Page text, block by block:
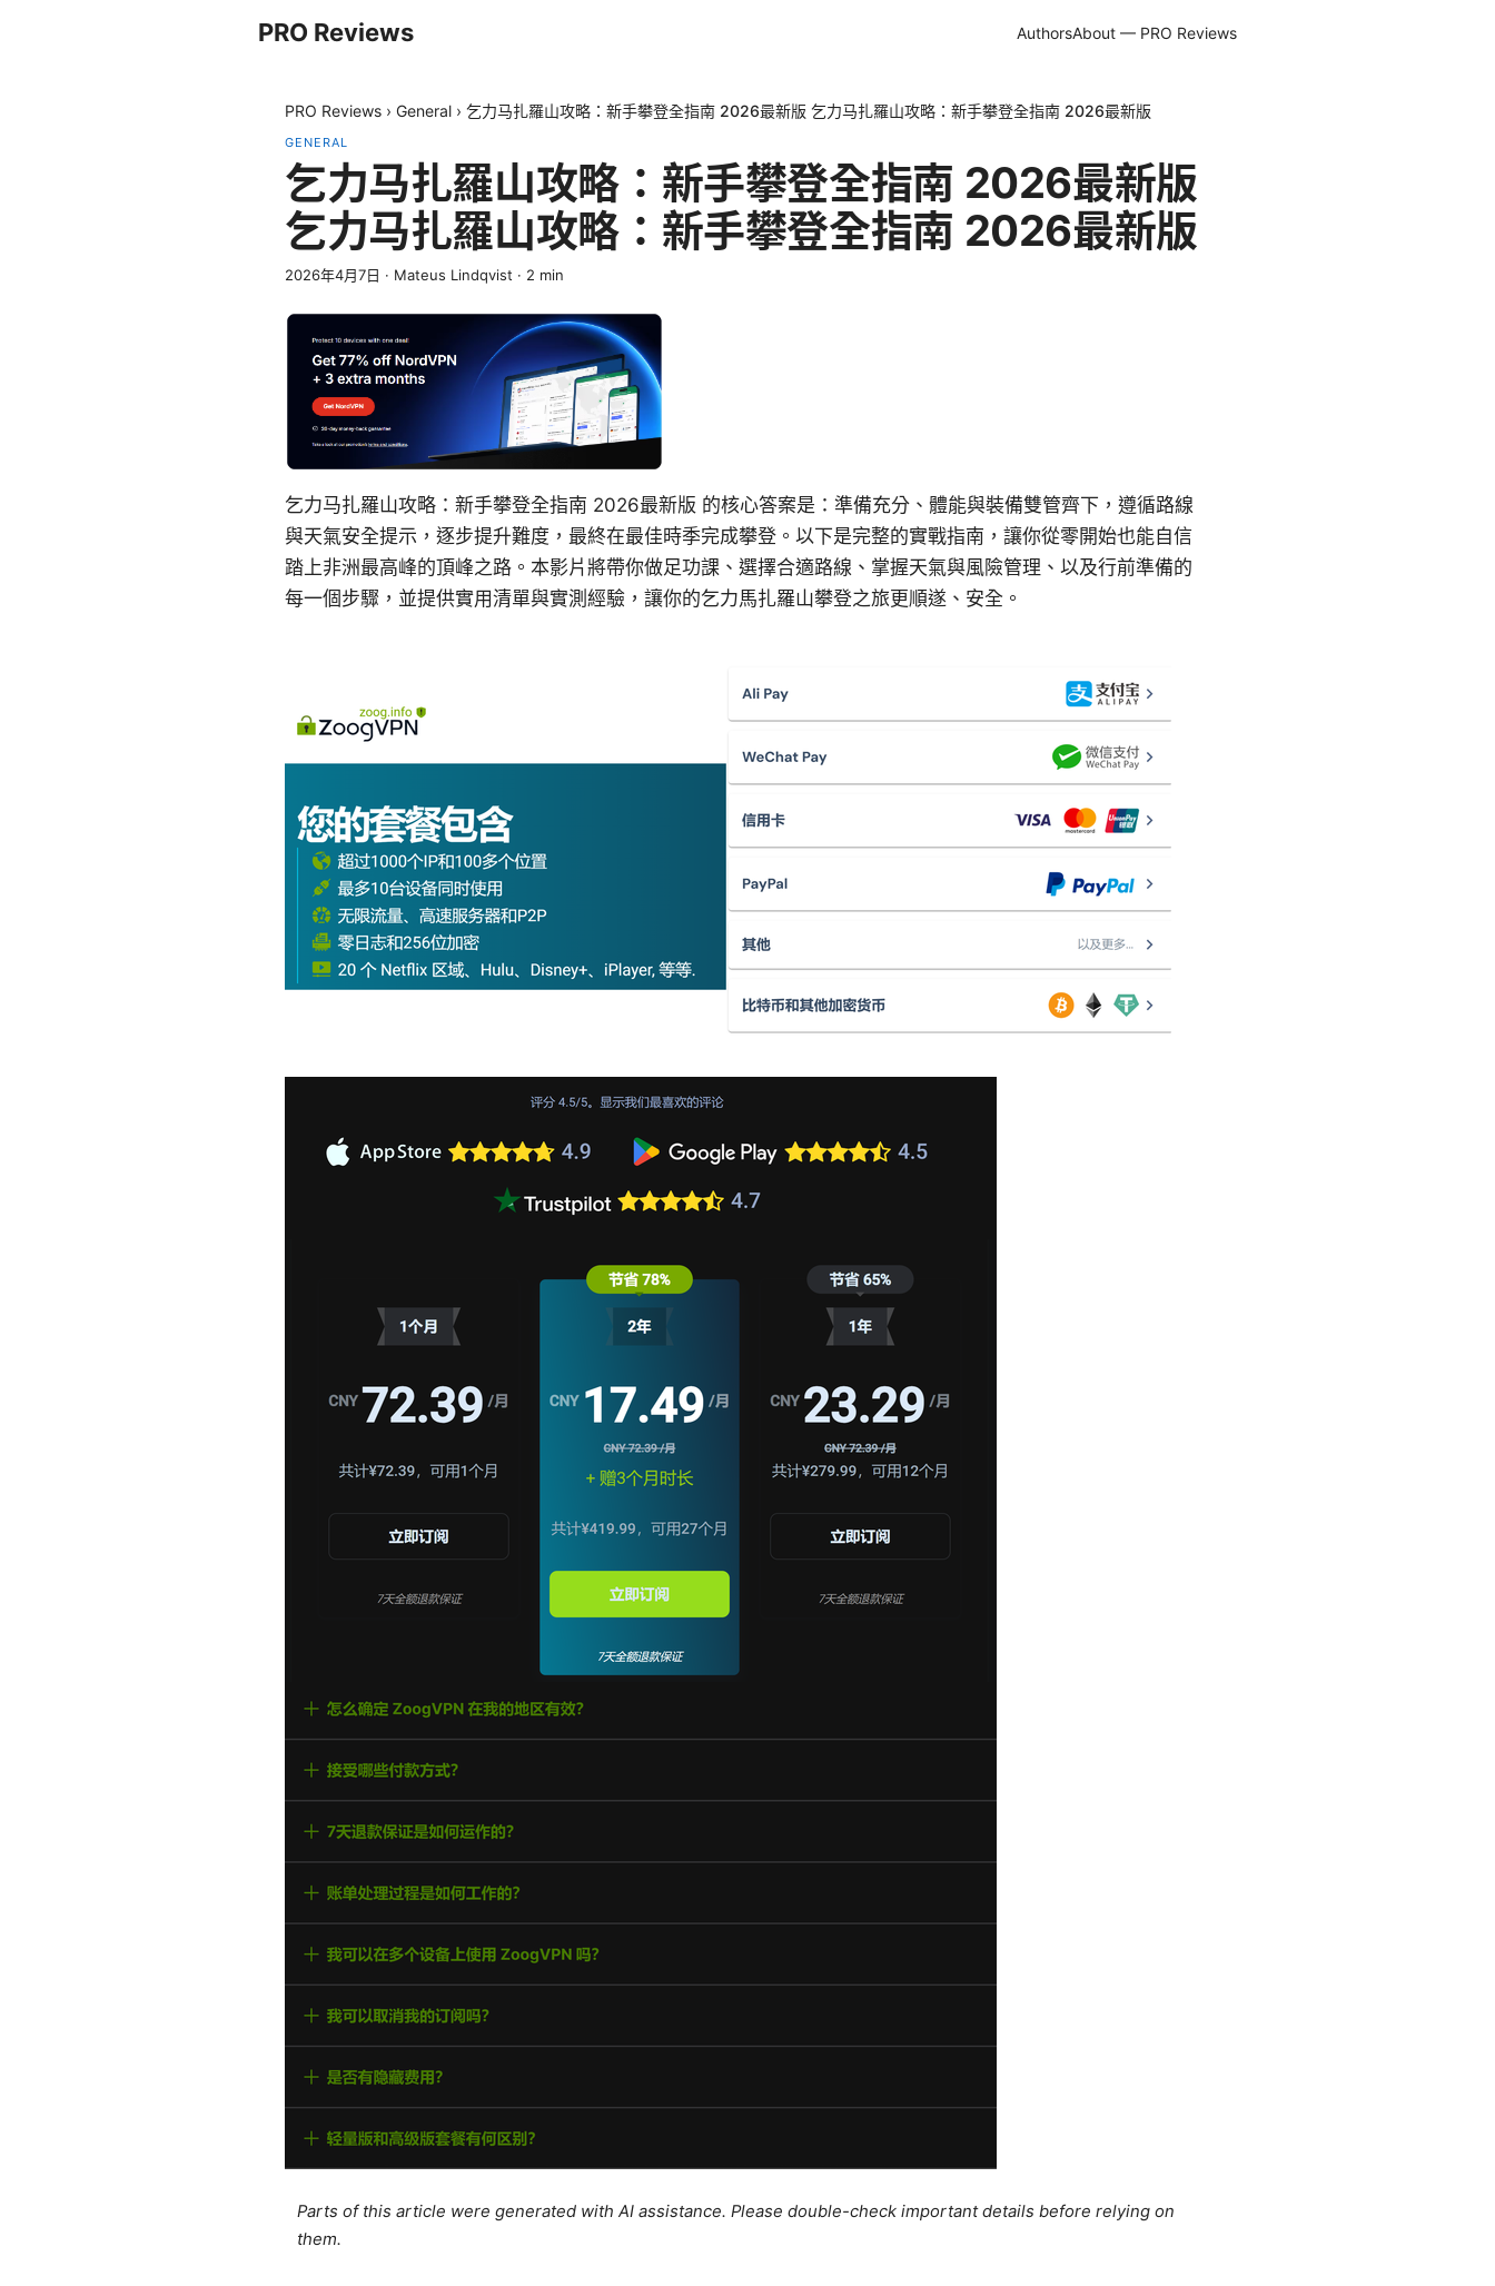
PRO Reviews AuthorsAbout — PRO Reviews
PRO Reviews › General › 乞力马扎羅山攻略：新手攀登全指南 2026最新版 乞力马扎羅山攻略：新手攀登全指南 2026最新版
GENERAL
乞力马扎羅山攻略：新手攀登全指南 2026最新版
乞力马扎羅山攻略：新手攀登全指南 2026最新版
2026年4月7日 · Mateus Lindqvist · 2 min
乞力马扎羅山攻略：新手攀登全指南 2026最新版 的核心答案是：準備充分、體能與裝備雙管齊下，遵循路線
與天氣安全提示，逐步提升難度，最終在最佳時季完成攀登。以下是完整的實戰指南，讓你從零開始也能自信
踏上非洲最高峰的頂峰之路。本影片將帶你做足功課、選擇合適路線、掌握天氣與風險管理、以及行前準備的
每一個步驟，並提供實用清單與實測經驗，讓你的乞力馬扎羅山攀登之旅更順遂、安全。
Parts of this article were generated with AI assistance. Please double-check important details before relying on
them.